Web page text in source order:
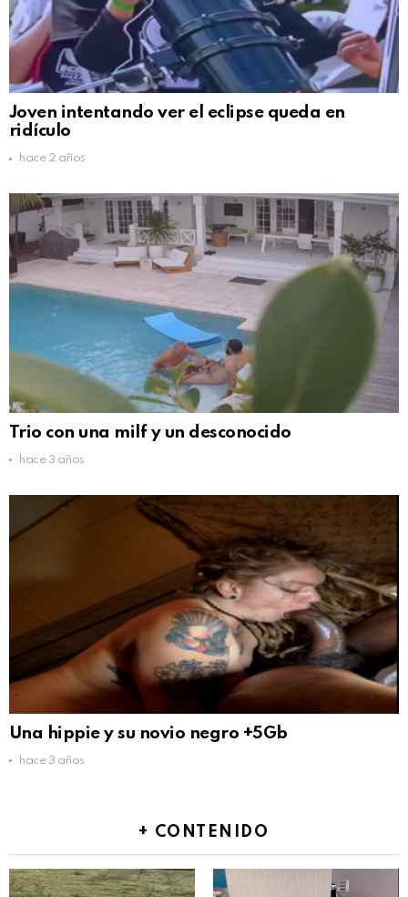
Joven intentando ver el eclipse queda en
ridículo
hace 2 años
Trio con una milf y un desconocido
hace 3 años
Una hippie y su novio negro +5Gb
hace 3 años
+ CONTENIDO